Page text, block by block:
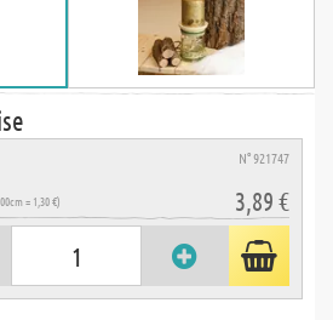
N° 921747
= 1,30 €) 3,89 €